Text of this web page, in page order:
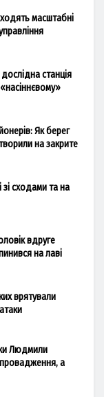
масштабні
станція
Як берег
на закрите
зі сходами та на
вдруге
на лаві
врятували
Людмили
а